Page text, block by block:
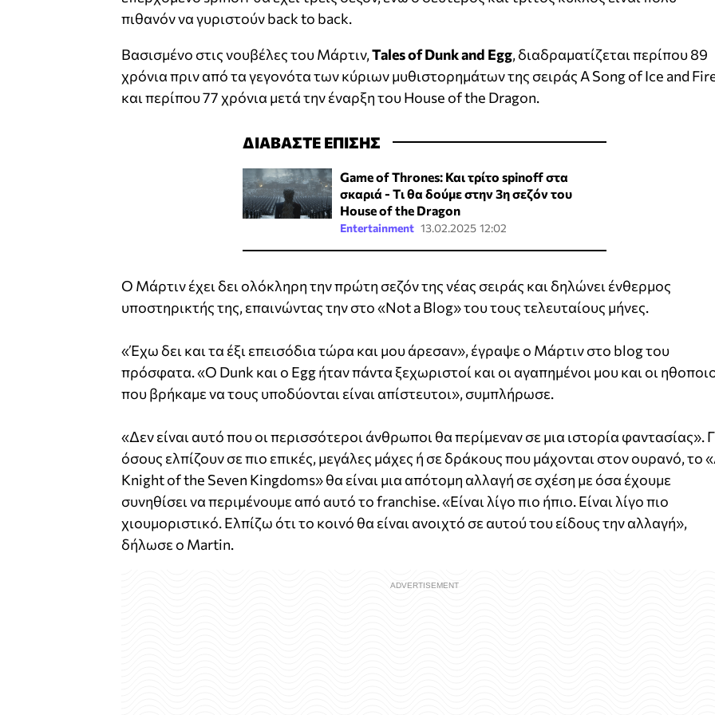
πιθανόν να γυριστούν back to back.
Βασισμένο στις νουβέλες του Μάρτιν,Tales of Dunk and Egg, διαδραματίζεται περίπου 89
χρόνια πριν από τα γεγονότα των κύριων μυθιστορημάτων της σειράς A Song of Ice and
και περίπου 77 χρόνια μετά την έναρξη του House of the Dragon.
ΔΙΑΒΑΣΤΕ ΕΠΙΣΗΣ
Game of Thrones: Και τρίτο spinoff στα
σκαριά - Tι θα δούμε στην 3η σεζόν του
House of the Dragon
Entertainment 13.02.2025 12:02
Ο Μάρτιν έχει δει ολόκληρη την πρώτη σεζόν της νέας σειράς και δηλώνει ένθερμος
υποστηρικτής της, επαινώντας την στο «Not a Blog» του τους τελευταίους μήνες.
«Έχω δει και τα έξι επεισόδια τώρα και μου άρεσαν», έγραψε ο Μάρτιν στο blog του
πρόσφατα. «Ο Dunk και ο Egg ήταν πάντα ξεχωριστοί και οι αγαπημένοι μου και οι
που βρήκαμε να τους υποδύονται είναι απίστευτοι», συμπλήρωσε.
«Δεν είναι αυτό που οι περισσότεροι άνθρωποι θα περίμεναν σε μια ιστορία φαντασίας».
όσους ελπίζουν σε πιο επικές, μεγάλες μάχες ή σε δράκους που μάχονται στον ουρανό, το
Knight of the Seven Kingdoms» θα είναι μια απότομη αλλαγή σε σχέση με όσα έχουμε
συνηθίσει να περιμένουμε από αυτό το franchise. «Είναι λίγο πιο ήπιο. Είναι λίγο πιο
χιουμοριστικό. Ελπίζω ότι το κοινό θα είναι ανοιχτό σε αυτού του είδους την αλλαγή»,
δήλωσε ο Martin.